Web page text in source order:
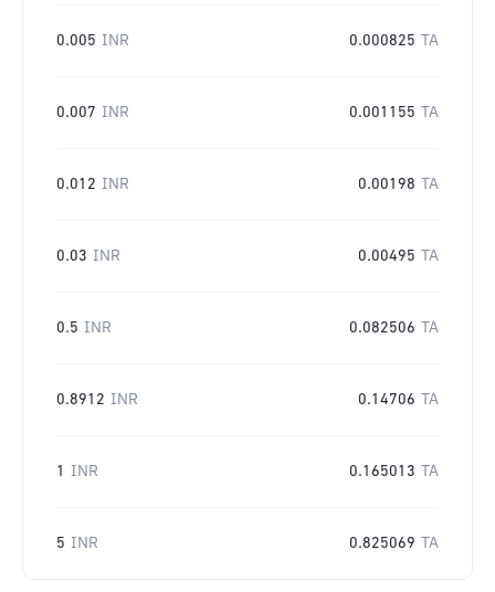
0.005 INR 0.000825 TA
0.007 INR 0.001155 TA
0.012 INR 0.00198 TA
0.03 INR 0.00495 TA
0.5 INR 0.082506 TA
0.8912 INR 0.14706 TA
1 INR 0.165013 TA
5 INR 0.825069 TA